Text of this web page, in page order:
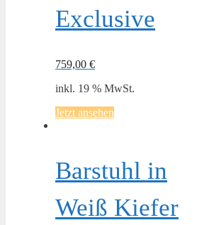
Exclusive
759,00 €
inkl. 19 % MwSt.
Jetzt ansehen
Barstuhl in
Weiß Kiefer